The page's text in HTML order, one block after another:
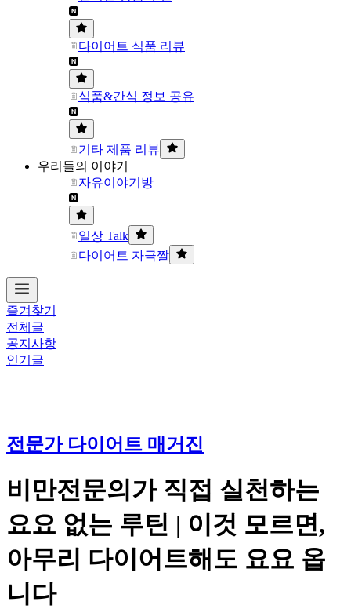
다이어트 식품 리뷰
식품&간식 정보 공유
기타 제품 리뷰
우리들의 이야기
자유이야기방
일상 Talk
다이어트 자극짤
즐겨찾기
전체글
공지사항
인기글
전문가 다이어트 매거진
비만전문의가 직접 실천하는
요요 없는 루틴 | 이것 모르면,
아무리 다이어트해도 요요 옵
니다